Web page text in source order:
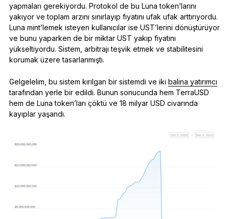
yapmaları gerekiyordu. Protokol de bu Luna token’larını
yakıyor ve toplam arzını sınırlayıp fiyatını ufak ufak arttırıyordu.
Luna mint’lemek isteyen kullanıcılar ise UST’lerini dönüştürüyor
ve bunu yaparken de bir miktar UST yakıp fiyatını
yükseltiyordu. Sistem, arbitrajı teşvik etmek ve stabilitesini
korumak üzere tasarlanmıştı.
Gelgelelim, bu sistem kırılgan bir sistemdi ve iki balina yatırımcı
tarafından yerle bir edildi. Bunun sonucunda hem TerraUSD
hem de Luna token’ları çöktü ve 18 milyar USD civarında
kayıplar yaşandı.